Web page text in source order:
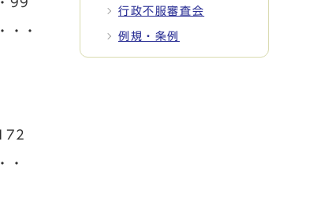
・・
・
行政不服審査会
例規・条例